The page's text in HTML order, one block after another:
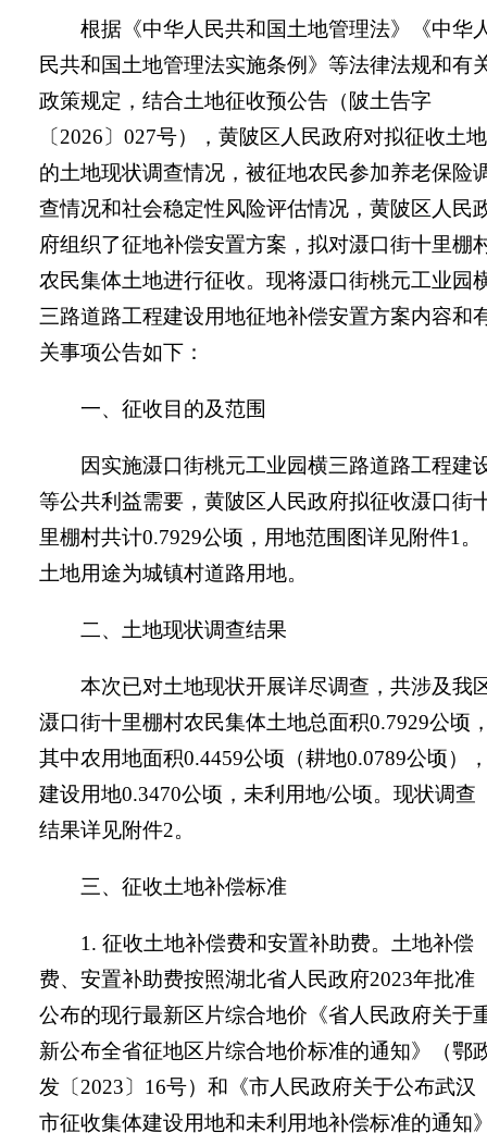
根据《中华人民共和国土地管理法》《中华
民共和国土地管理法实施条例》等法律法规和有
政策规定，结合土地征收预公告（陂土告字
〔2026〕 027号）， 黄陂区人 民政府对拟征收土地
的土地现状调查情况，被征地农民参加养老保险
查情况和社会稳定性风险评估情况，黄陂区人民
府组织了征地补偿安置方案，拟对滠口街十里棚
农民集体土地进行征收。现将滠口街桃元工业园
三路道路工程建设用地征地补偿安置方案内容和
关事项公告如下：
一、征收目的及范围
因实施滠口街桃元工业园横三路道路工程建
等公共利益需要， 黄陂区 人民政府拟征收滠口街
里棚村共计0.7929公顷，用地范围图详见附件1 。
土地用途为城镇村道路用地。
二、土地现状调查结果
本次已对土地现状开展详尽调查，共涉及我
滠口街十里棚村农民集体土地总面积0.7929公顷
其中农用地面积0.4459公顷（耕地0.0789公顷）
建设用地0.3470公顷， 未利用地/公顷。现状调查
结果详见附件2。
三、征收土地补偿标准
1. 征收土地补偿费和安置补助费。
土地补偿
费、安置补助费按照湖北省人民政府2023年批准
公布的现行最新区片综合地价《省人民政府关于
新公布全省征地区片综合地价标准的通知》（鄂
发〔2023〕 16号）和《市人民政府关于公布武汉
市征收集体建设用地和未利用地补偿标准的通知